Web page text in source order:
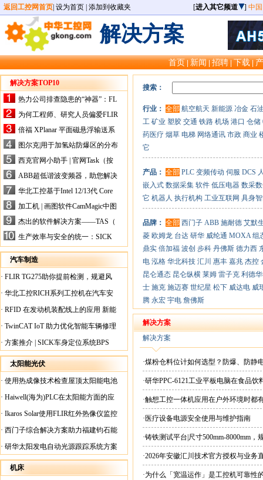
返回工控网首页 设为首页 添加到收藏夹 [进入其它频道 ] 中
解决方案
首页|新闻|招聘|下载|
解决方案TOP10
热力公司排查隐患的“神器”：FL
IR手持式热像仪，高效精准！
为何工程师、研究人员偏爱FLIR
X-HS系列热像仪？精准高效是
关键
倍福 XPlanar 平面磁悬浮输送系
统的创新应用
图尔克|用于加氢站防爆区的分布
式I/O解决方案
西克官网小助手 | 官网Task（按
任务选型）更新预告
ABB超低谐波变频器，助您解决
电气设备运行难题！
华北工控基于Intel 12/13代 Core
的ATX-6159嵌入式主板，推进
机器人市场
加工机 | 画图软件CamMagic中图
层整合的问题
杰出的软件解决方案——TAS（
Turck Automation Suite）
生产效率与安全的统一：SICK
关于机器人技术传感器解决方案
的采访
汽车制造
· FLIR TG275助你提前检测，规避风
险！
· 华北工控RICH系列工控机在汽车安
全检测行业中的应用
· RFID 在发动机装配线上的应用 新能
源汽车爆炸频发？
· TwinCAT IoT 助力优化智能车辆修理
· 方案推介 | SICK车身定位系统BPS
太阳能光伏
· 使用热成像技术检查屋顶太阳能电池
板
· Haiwell(海为)PLC在太阳能方面的应
用
· Ikaros Solar使用FLIR红外热像仪监控
已装太阳能电池板
· 西门子综合解决方案助力福建钧石能
源飞速发展
· 研华太阳发电自动光源跟踪系统方案
机床
搜索：
行业： 全部 航空航天 新能源 冶金 石
工 矿业 塑胶 交通 铁路 机场 港口 仓储
药医疗 烟草 电梯 网络通讯 市政 商业
它
产品： 全部 PLC 变频传动 伺服 DCS
嵌入式 数据采集 软件 低压电器 数采
它 机器人 执行机构 工业互联网 具身
品牌： 全部 西门子 ABB 施耐德 艾默
菱 欧姆龙 台达 研华 威纶通 MOXA 组
鼎实 倍加福 波创 步科 丹佛斯 德力西
电 泓格 华北科技 汇川 惠丰 嘉兆 杰控
昆仑通态 昆仑纵横 莱姆 雷子克 利德
士 施克 施迈赛 世纪星 松下 威达电 威
腾 永宏 宇电 詹佛斯
解决方案
解决方案
·煤粉仓料位计如何选型？防爆、防静
·研华PPC-6121工业平板电脑在食品
·触想工控一体机应用在户外环境时都
·医疗设备电源安全使用与维护指南
·铸铁测试平台|尺寸500mm-8000mm，
·2026年安徽汇川技术官方授权与业务
现货直供平台
·为什么「宽温运作」是工控机可靠性